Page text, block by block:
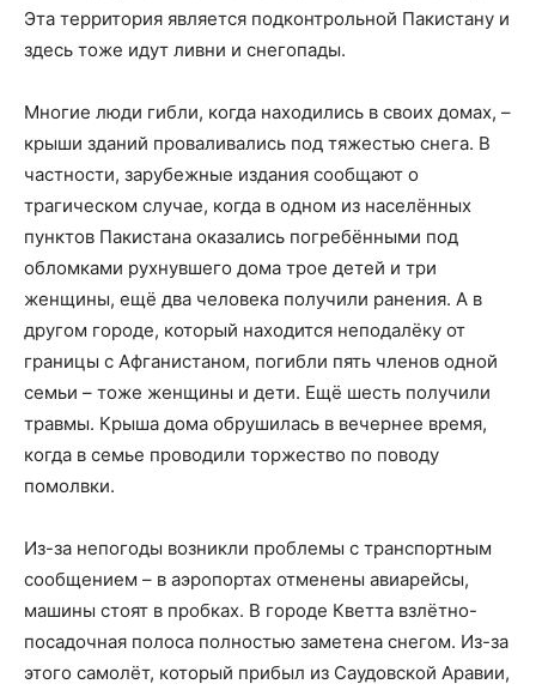
Эта территория является подконтрольной Пакистану и
здесь тоже идут ливни и снегопады.
Многие люди гибли, когда находились в своих домах, –
крыши зданий проваливались под тяжестью снега. В
частности, зарубежные издания сообщают о
трагическом случае, когда в одном из населённых
пунктов Пакистана оказались погребёнными под
обломками рухнувшего дома трое детей и три
женщины, ещё два человека получили ранения. А в
другом городе, который находится неподалёку от
границы с Афганистаном, погибли пять членов одной
семьи – тоже женщины и дети. Ещё шесть получили
травмы. Крыша дома обрушилась в вечернее время,
когда в семье проводили торжество по поводу
помолвки.
Из-за непогоды возникли проблемы с транспортным
сообщением – в аэропортах отменены авиарейсы,
машины стоят в пробках. В городе Кветта взлётно-
посадочная полоса полностью заметена снегом. Из-за
этого самолёт, который прибыл из Саудовской Аравии,